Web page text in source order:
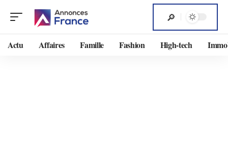
Actu Affaires Famille Fashion High-tech